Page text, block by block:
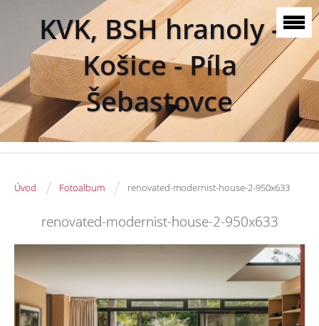
KVK, BSH hranoly -
Košice - Píla
Šebastovce
Úvod / Fotoalbum / renovated-modernist-house-2-950x633
renovated-modernist-house-2-950x633